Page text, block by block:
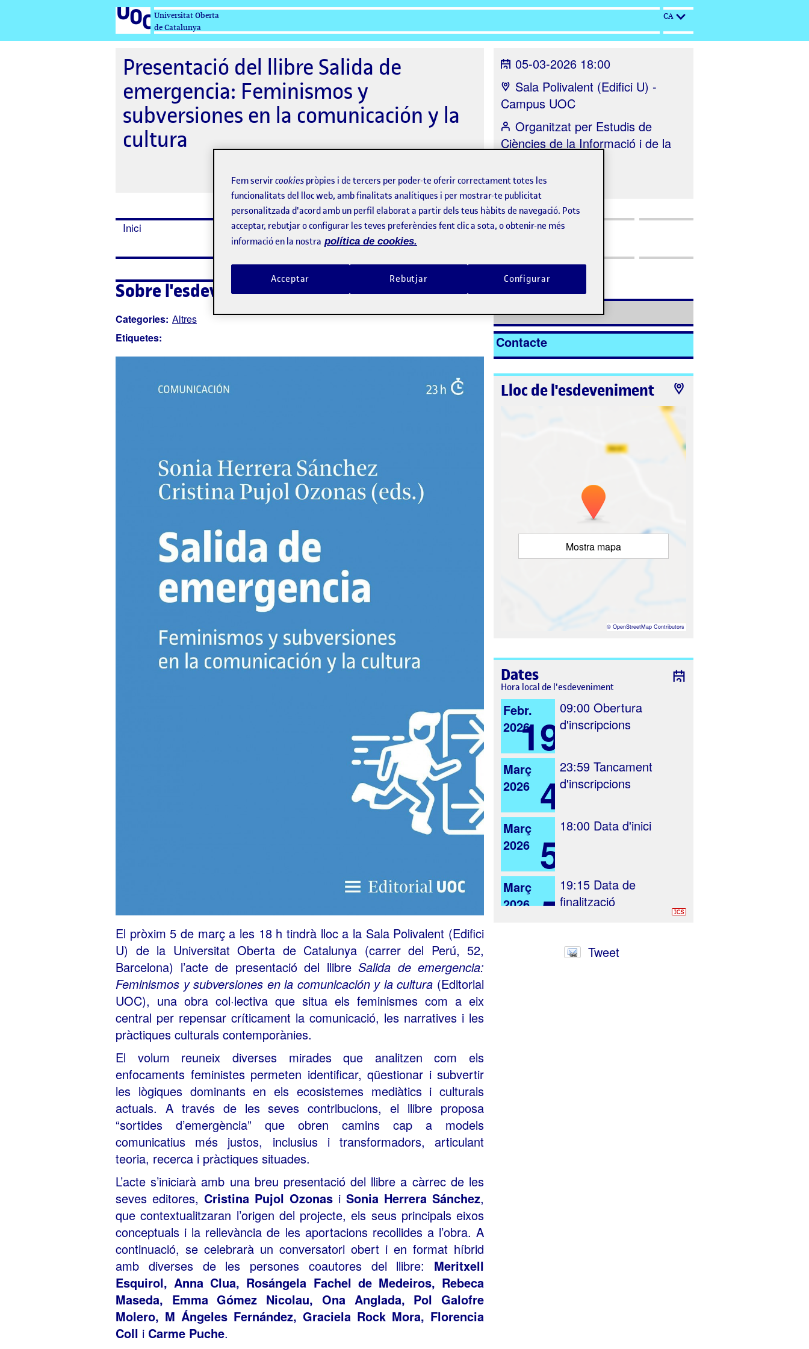
Universitat Oberta
de Catalunya
CA
Presentació del llibre Salida de
emergencia: Feminismos y
subversiones en la comunicación y la
cultura
05-03-2026 18:00
Sala Polivalent (Edifici U) -
Campus UOC
Organitzat per Estudis de
Ciències de la Informació i de la
Inici Assistents
Sobre l'esdeveniment
Categories: Altres
Etiquetes:
El pròxim 5 de març a les 18 h tindrà lloc a la Sala Polivalent (Edifici
U) de la Universitat Oberta de Catalunya (carrer del Perú, 52,
Barcelona) l’acte de presentació del llibre Salida de emergencia:
Feminismos y subversiones en la comunicación y la cultura (Editorial
UOC), una obra col·lectiva que situa els feminismes com a eix
central per repensar críticament la comunicació, les narratives i les
pràctiques culturals contemporànies.
El volum reuneix diverses mirades que analitzen com els
enfocaments feministes permeten identificar, qüestionar i subvertir
les lògiques dominants en els ecosistemes mediàtics i culturals
actuals. A través de les seves contribucions, el llibre proposa
“sortides d’emergència” que obren camins cap a models
comunicatius més justos, inclusius i transformadors, articulant
teoria, recerca i pràctiques situades.
L’acte s’iniciarà amb una breu presentació del llibre a càrrec de les
seves editores, Cristina Pujol Ozonas i Sonia Herrera Sánchez,
que contextualitzaran l’origen del projecte, els seus principals eixos
conceptuals i la rellevància de les aportacions recollides a l’obra. A
continuació, se celebrarà un conversatori obert i en format híbrid
amb diverses de les persones coautores del llibre: Meritxell
Esquirol, Anna Clua, Rosángela Fachel de Medeiros, Rebeca
Maseda, Emma Gómez Nicolau, Ona Anglada, Pol Galofre
Molero, M Ángeles Fernández, Graciela Rock Mora, Florencia
Coll i Carme Puche.
La inscripció ha finalitzat.
Inscriure-s'hi
Contacte
Lloc de l'esdeveniment
Mostra mapa
© OpenStreetMap Contributors
Dates
Hora local de l'esdeveniment
Febr.
202619
09:00 Obertura
d'inscripcions
Març
2026
4
23:59 Tancament
d'inscripcions
Març
2026
5
18:00 Data d'inici
Març
2026 5
19:15 Data de
finalització
Tweet
Fem servircookies pròpies i de tercers per poder-te oferir correctament totes les
funcionalitats del lloc web, amb finalitats analítiques i per mostrar-te publicitat
personalitzada d'acord amb un perfil elaborat a partir dels teus hàbits de navegació. Pots
acceptar, rebutjar o configurar les teves preferències fent clic a sota, o obtenir-ne més
informació en la nostra política de cookies.
Rebutjar
Acceptar Configurar